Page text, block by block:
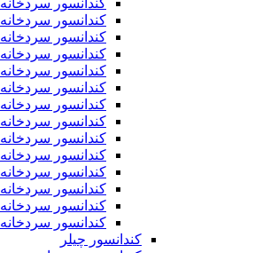
کندانسور سردخانه ACS-250B
کندانسور سردخانه ACS-250C
کندانسور سردخانه ACS-350A
کندانسور سردخانه ACS-350B
کندانسور سردخانه ACS-350C
کندانسور سردخانه ACS-450A
کندانسور سردخانه ACS-450B
کندانسور سردخانه ACS-450C
کندانسور سردخانه ACS-463A
کندانسور سردخانه ACS-463B
کندانسور سردخانه ACS-463C
کندانسور سردخانه ACS-663A
کندانسور سردخانه ACS-663B
کندانسور سردخانه ACS-663C
کندانسور چیلر